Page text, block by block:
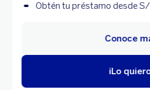
Obtén tu préstamo desde
¡Lo
Conoce